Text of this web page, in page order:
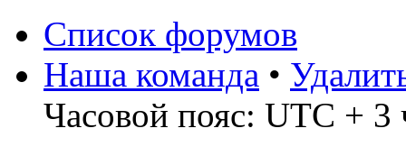
Список форумов
Наша команда •
Часовой пояс: UTC + 3